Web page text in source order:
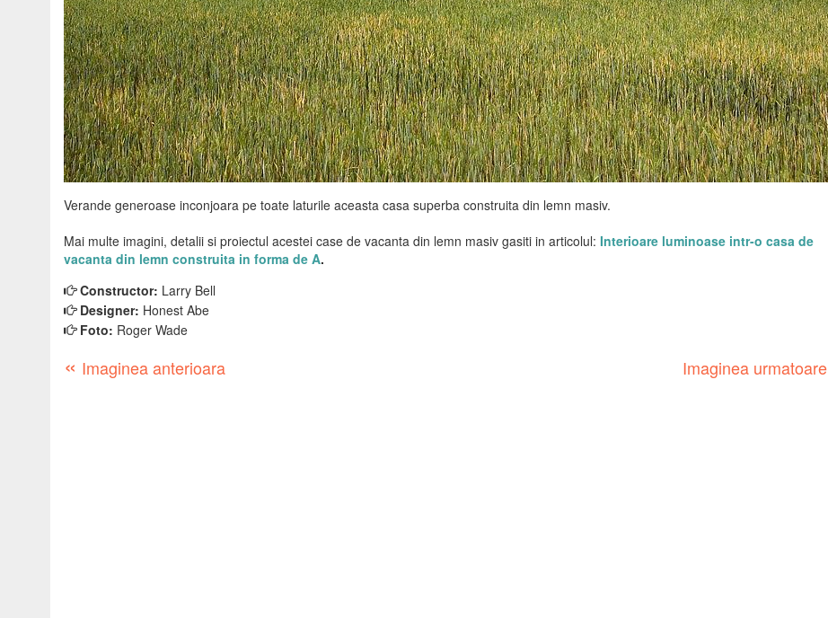
Verande generoase inconjoara pe toate laturile aceasta casa superba construita din lemn masiv.
Mai multe imagini, detalii si proiectul acestei case de vacanta din lemn masiv gasiti in articolul: Interioare luminoase intr-o casa de
vacanta din lemn construita in forma de A.
Constructor: Larry Bell
Designer: Honest Abe
Foto: Roger Wade
« Imaginea anterioara Imaginea urmatoare